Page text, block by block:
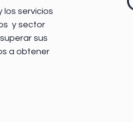
los servicios
y sector
sus
a obtener